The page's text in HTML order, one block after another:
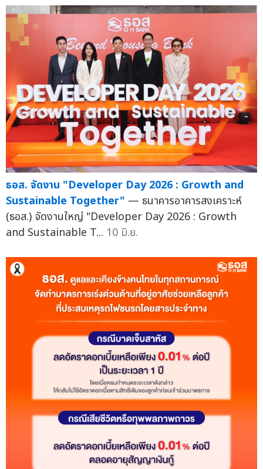
ธอส. จัดงาน "Developer Day 2026 : Growth and
Sustainable Together" — ธนาคารอาคารสงเคราะห์
(ธอส.) จัดงานใหญ่ "Developer Day 2026 : Growth
and Sustainable T... 10 มิ.ย.